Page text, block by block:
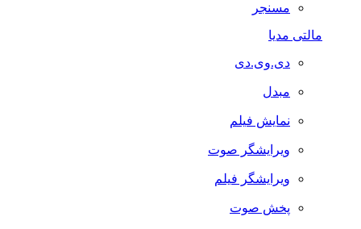
مسنجر
مالتی مدیا
دی.وی.دی
مبدل
نمایش فیلم
ویرایشگر صوت
ویرایشگر فیلم
پخش صوت